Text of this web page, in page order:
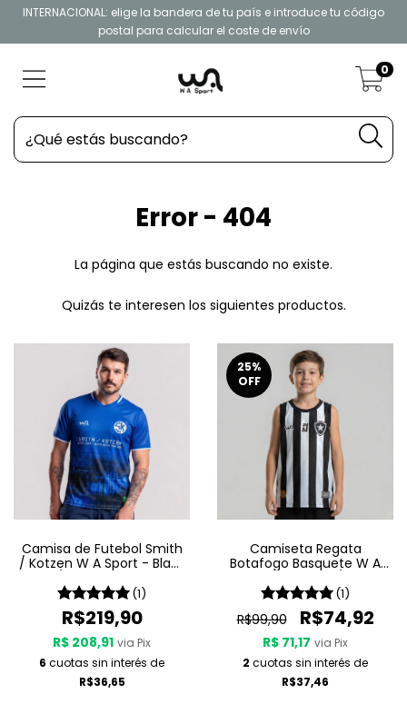
INTERNACIONAL: elige la bandera de tu país e introduce tu código
postal para calcular el coste de envío
0
Error - 404
La página que estás buscando no existe.
Quizás te interesen los siguientes productos.
Camisa de Futebol Smith
/ Kotzen W A Sport - Black
(1)
R$219,90
R$ 208,91 via Pix
6 cuotas sin interés de
R$36,65
25%
OFF
Camiseta Regata
Botafogo Basquete W A
Listrada (1)
R$99,90 R$74,92
R$ 71,17 via Pix
2 cuotas sin interés de
R$37,46